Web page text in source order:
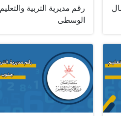
رقم مديرية التربية والتعليم
الوسطى